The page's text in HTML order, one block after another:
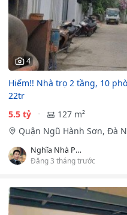
4
Hiếm!! Nhà trọ 2 tầng, 10
22tr
5.5 tỷ
127 m²
Quận Ngũ Hành Sơn, Đà
Nghĩa Nhà Phố
Đăng 3 tháng trước